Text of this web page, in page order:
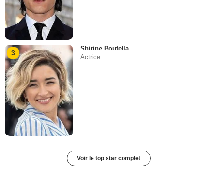
3
Shirine Boutella
Actrice
Voir le top star complet